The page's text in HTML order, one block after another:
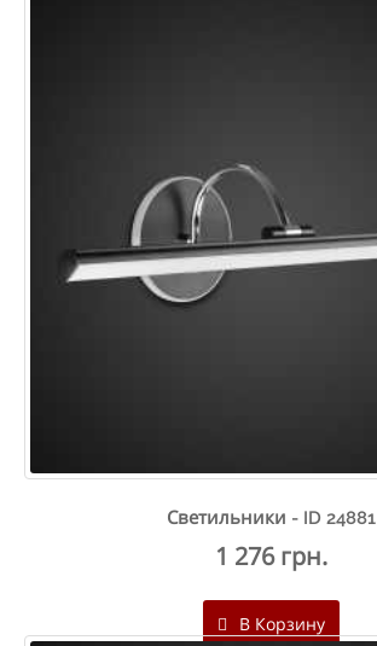
Светильники - ID 24881
1 276 грн.
В Корзину